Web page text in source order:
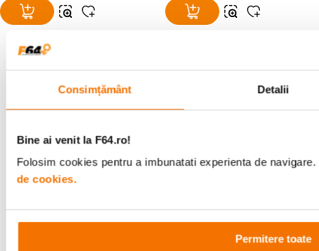
Consimțământ Detalii
Bine ai venit la F64.ro!
Folosim cookies pentru a imbunatati experienta de
de cookies.
Permitere toate
Alatura-te comunitatii creatorilor
ghiduri foto-video si oferte pregatite special
pentru tine.
Consultanta
specializata
Livrare gratuita
499lei